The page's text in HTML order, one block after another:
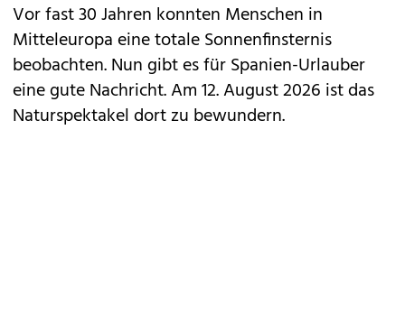
Vor fast 30 Jahren konnten Menschen in
Mitteleuropa eine totale Sonnenfinsternis
beobachten. Nun gibt es für Spanien-Urlauber
eine gute Nachricht. Am 12. August 2026 ist das
Naturspektakel dort zu bewundern.